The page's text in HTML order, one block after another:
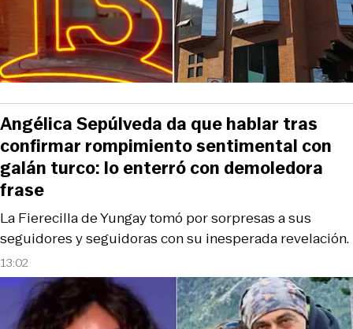
13:02
La Fierecilla de Yungay tomó por sorpresas a sus
seguidores y seguidoras con su inesperada revelación.
Angélica Sepúlveda da que hablar tras
confirmar rompimiento sentimental con
galán turco: lo enterró con demoledora
frase